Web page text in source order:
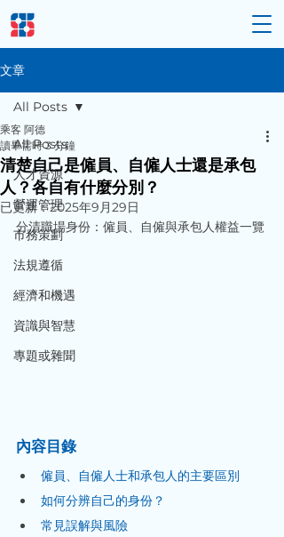
文章
All Posts
人才資源
營運管理
市務策劃
法規遵循
經濟和機遇
資識與智慧
專題或雜聞
All Posts
清楚自己是僱員、自僱人士還是承包
人？各自有什麼分別？
乘客 阿德
讀畢需時 3 分鐘
已更新：2025年9月29日
分清職場身份：僱員、自僱與承包人權益一覽
內容目錄
僱員、自僱人士和承包人的主要區別
如何分辨自己的身份？
常見誤解與風險